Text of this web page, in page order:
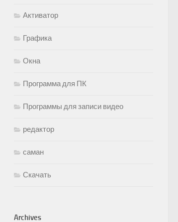
Активатор
Графика
Окна
Программа для ПК
Программы для записи видео
редактор
саман
Скачать
Archives